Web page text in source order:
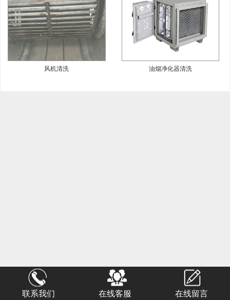
风机清洗 油烟净化器清洗
联系我们 在线客服 在线留言